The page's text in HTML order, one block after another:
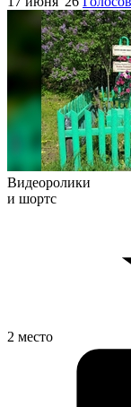
Видеоролики
и шортс
2 место